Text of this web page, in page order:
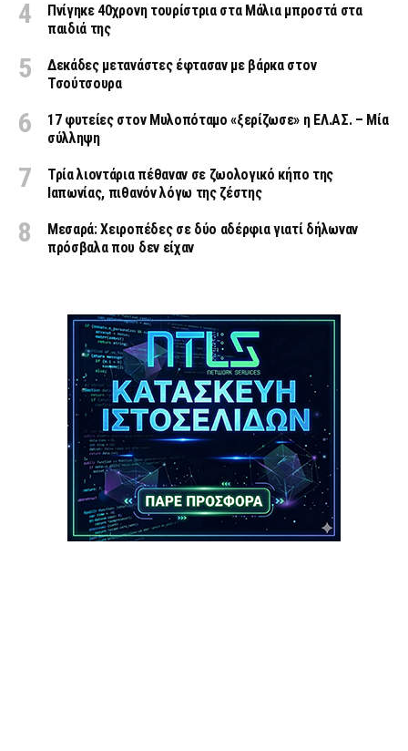
Πνίγηκε 40χρονη τουρίστρια στα Μάλια μπροστά στα
παιδιά της
Δεκάδες μετανάστες έφτασαν με βάρκα στον
Τσούτσουρα
17 φυτείες στον Μυλοπόταμο «ξερίζωσε» η ΕΛ.ΑΣ. – Μία
σύλληψη
Τρία λιοντάρια πέθαναν σε ζωολογικό κήπο της
Ιαπωνίας, πιθανόν λόγω της ζέστης
Μεσαρά: Χειροπέδες σε δύο αδέρφια γιατί δήλωναν
πρόσβαλα που δεν είχαν